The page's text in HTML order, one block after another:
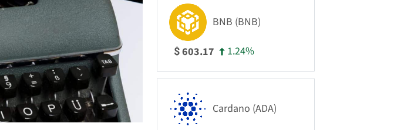
BNB (BNB)
$603.17 1.24%
Cardano (ADA)